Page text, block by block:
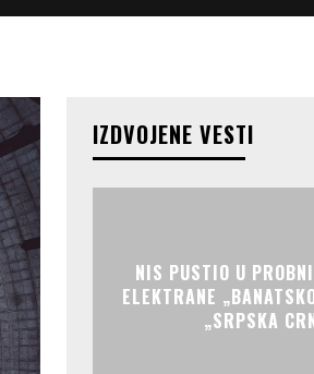
IZDVOJENE VESTI
NIS PUSTIO U
ELEKTRANE
„SRPSKA